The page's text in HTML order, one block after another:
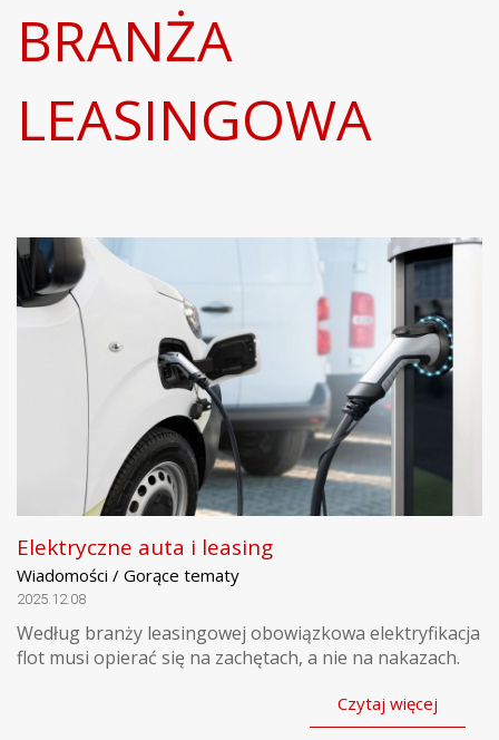
BRANŻA
LEASINGOWA
Elektryczne auta i leasing
Wiadomości / Gorące tematy
2025.12.08
Według branży leasingowej obowiązkowa elektryfikacja
flot musi opierać się na zachętach, a nie na nakazach.
Czytaj więcej